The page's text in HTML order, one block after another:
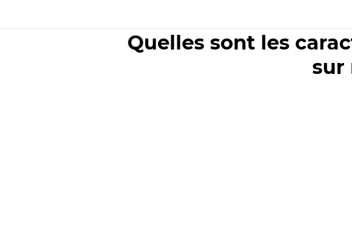
Quelles sont les
sur